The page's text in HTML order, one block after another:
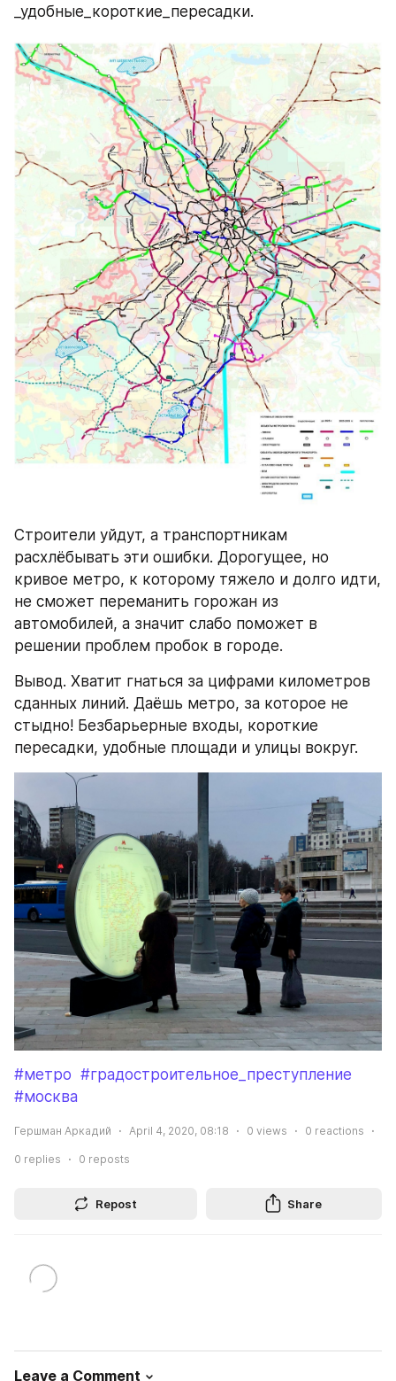
_удобные_короткие_пересадки.
Строители уйдут, а транспортникам
расхлёбывать эти ошибки. Дорогущее, но
кривое метро, к которому тяжело и долго идти,
не сможет переманить горожан из
автомобилей, а значит слабо поможет в
решении проблем пробок в городе.
Вывод. Хватит гнаться за цифрами километров
сданных линий. Даёшь метро, за которое не
стыдно! Безбарьерные входы, короткие
пересадки, удобные площади и улицы вокруг.
#метро #градостроительное_преступление
#москва
Гершман Аркадий April 4, 2020, 08:18 0 views 0 reactions
0 replies 0 reposts
Repost Share
Leave a Comment